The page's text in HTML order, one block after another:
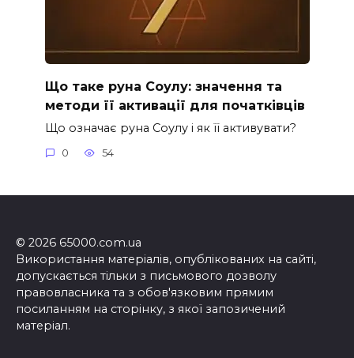
Що таке руна Соулу: значення та
методи її активації для початківців
Що означає руна Соулу і як її активувати?
0 54
© 2026 65000.com.ua
Використання матеріалів, опублікованих на сайті,
допускається тільки з письмового дозволу
правовласника та з обов'язковим прямим
посиланням на сторінку, з якої запозичений
матеріал.